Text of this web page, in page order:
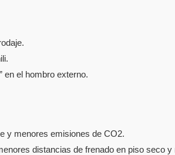
en el hombro externo.
y menores emisiones de CO2.
distancias de frenado en piso seco y